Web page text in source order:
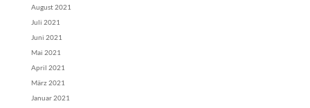
August 2021
Juli 2021
Juni 2021
Mai 2021
April 2021
März 2021
Januar 2021